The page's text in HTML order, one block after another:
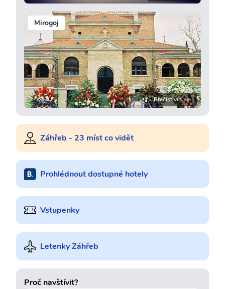
Mirogoj
Přečíst víc
Záhřeb - 23 míst co vidět
Prohlédnout dostupné hotely
Vstupenky
Letenky Záhřeb
Proč navštívit?